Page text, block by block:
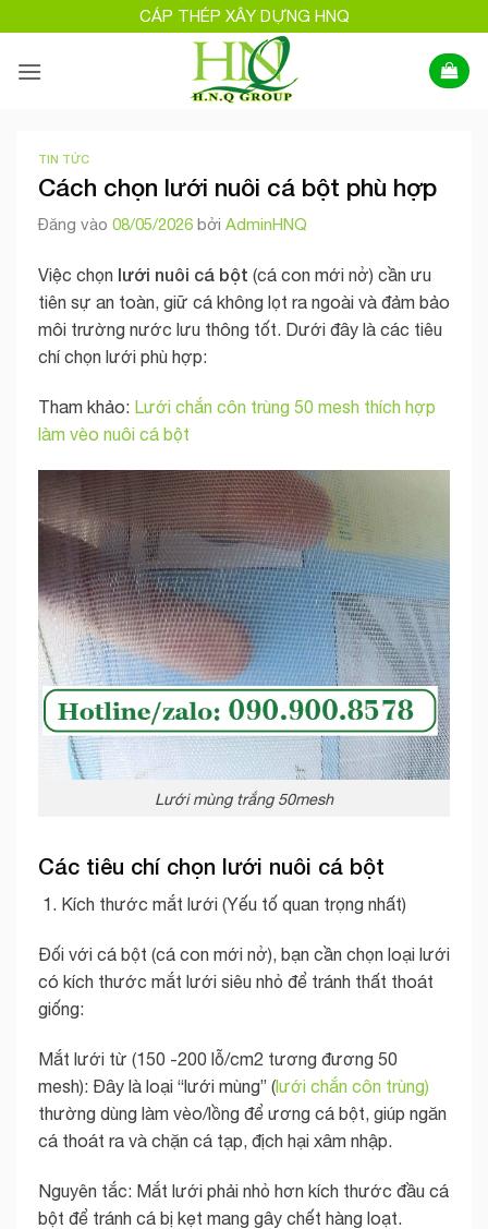
qua
nội
CÁP THÉP XÂY DỰNG HNQ
TIN TỨC
Cách chọn lưới nuôi cá bột phù hợp
Đăng vào 08/05/2026 bởi AdminHNQ
Việc chọn lưới nuôi cá bột (cá con mới nở) cần ưu
tiên sự an toàn, giữ cá không lọt ra ngoài và đảm bảo
môi trường nước lưu thông tốt. Dưới đây là các tiêu
chí chọn lưới phù hợp:
Tham khảo: Lưới chắn côn trùng 50 mesh thích hợp
làm vèo nuôi cá bột
Lưới mùng trắng 50mesh
Các tiêu chí chọn lưới nuôi cá bột
Kích thước mắt lưới (Yếu tố quan trọng nhất)
Đối với cá bột (cá con mới nở), bạn cần chọn loại lưới
có kích thước mắt lưới siêu nhỏ để tránh thất thoát
giống:
Mắt lưới từ (150 -200 lỗ/cm2 tương đương 50
mesh): Đây là loại “lưới mùng” (lưới chắn côn trùng)
thường dùng làm vèo/lồng để ương cá bột, giúp ngăn
cá thoát ra và chặn cá tạp, địch hại xâm nhập.
Nguyên tắc: Mắt lưới phải nhỏ hơn kích thước đầu cá
bột để tránh cá bị kẹt mang gây chết hàng loạt.